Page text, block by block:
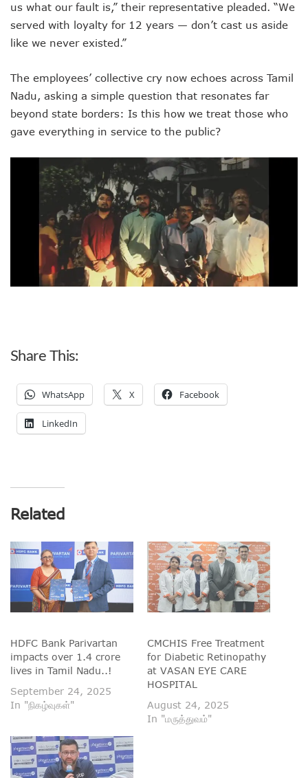
us what our fault is,” their representative pleaded. “We
served with loyalty for 12 years — don’t cast us aside
like we never existed.”
The employees’ collective cry now echoes across Tamil
Nadu, asking a simple question that resonates far
beyond state borders: Is this how we treat those who
gave everything in service to the public?
Share This:
WhatsApp X Facebook
LinkedIn
Related
HDFC Bank Parivartan
impacts over 1.4 crore
lives in Tamil Nadu..!
September 24, 2025
In "நிகழ்வுகள்"
CMCHIS Free Treatment
for Diabetic Retinopathy
at VASAN EYE CARE
HOSPITAL
August 24, 2025
In "மருத்துவம்"